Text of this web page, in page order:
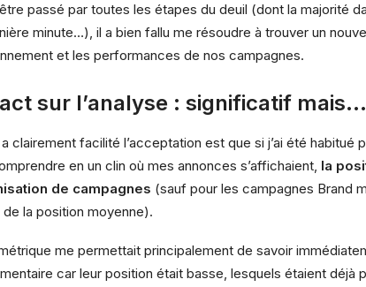
passé par toutes les étapes du deuil (dont la majorité
minute…), il a bien fallu me résoudre à trouver un
et les performances de nos campagnes.
sur l’analyse : significatif mais…
clairement facilité l’acceptation est que si j’ai été
en un clin où mes annonces s’affichaient, la
de campagnes (sauf pour les campagnes Brand
la position moyenne).
me permettait principalement de savoir
car leur position était basse, lesquels étaient